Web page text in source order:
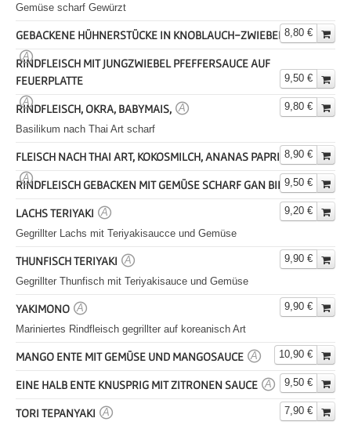
Gemüse scharf Gewürzt
GEBACKENE HÜHNERSTÜCKE IN KNOBLAUCH-ZWIEBEL SOSSE
A
8,80 €
RINDFLEISCH MIT JUNGZWIEBEL PFEFFERSAUCE AUF
FEUERPLATTE
A
9,50 €
RINDFLEISCH, OKRA, BABYMAIS, A
9,80 €
Basilikum nach Thai Art scharf
FLEISCH NACH THAI ART, KOKOSMILCH, ANANAS PAPRIKA SCHARF
A
8,90 €
RINDFLEISCH GEBACKEN MIT GEMÜSE SCHARF GAN BIEN ART A
9,50 €
LACHS TERIYAKI A
9,20 €
Gegrillter Lachs mit Teriyakisaucce und Gemüse
THUNFISCH TERIYAKI A
9,90 €
Gegrillter Thunfisch mit Teriyakisauce und Gemüse
YAKIMONO A
9,90 €
Mariniertes Rindfleisch gegrillter auf koreanisch Art
MANGO ENTE MIT GEMÜSE UND MANGOSAUCE A 10,90 €
EINE HALB ENTE KNUSPRIG MIT ZITRONEN SAUCE A 9,50 €
TORI TEPANYAKI A
7,90 €